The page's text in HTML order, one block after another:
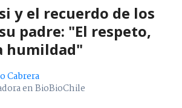
y el recuerdo de los
padre: "El respeto,
humildad"
Cabrera
en BioBioChile